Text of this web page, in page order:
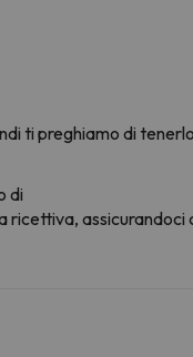
ti preghiamo di
di
assicurandoci